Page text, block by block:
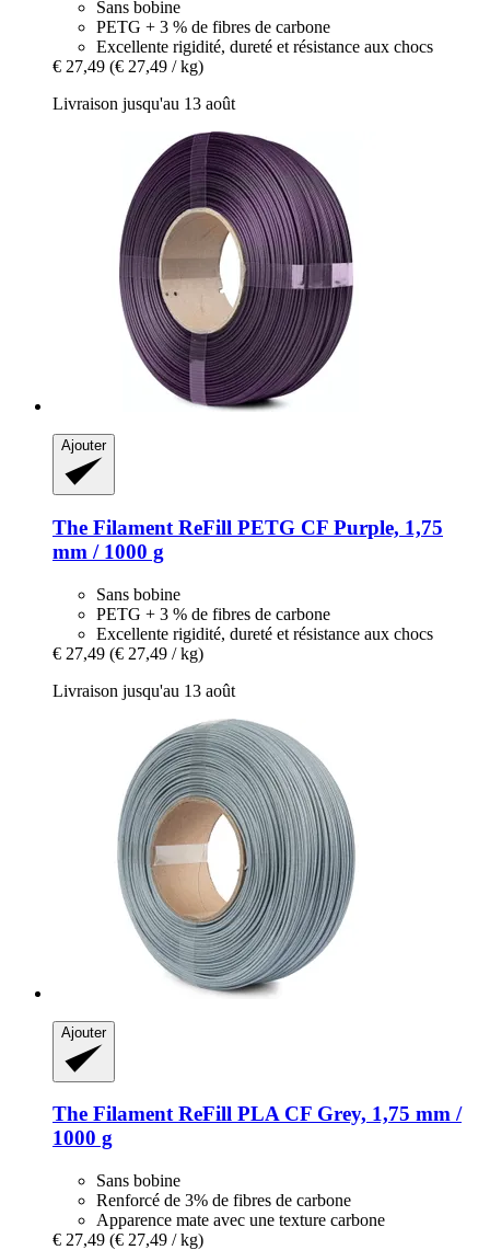
Sans bobine
PETG + 3 % de fibres de carbone
Excellente rigidité, dureté et résistance aux chocs
€ 27,49 (€ 27,49 / kg)
Livraison jusqu'au 13 août
Ajouter
The Filament ReFill PETG CF Purple, 1,75
mm / 1000 g
Sans bobine
PETG + 3 % de fibres de carbone
Excellente rigidité, dureté et résistance aux chocs
€ 27,49 (€ 27,49 / kg)
Livraison jusqu'au 13 août
Ajouter
The FilamentReFill PLA CF Grey, 1,75 mm /
1000 g
Sans bobine
Renforcé de 3% de fibres de carbone
Apparence mate avec une texture carbone
€ 27,49 (€ 27,49 / kg)